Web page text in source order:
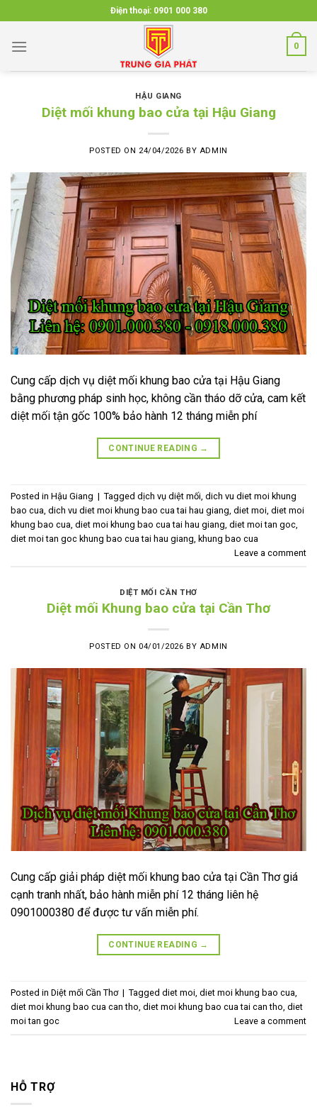
to
content
Điện thoại: 0901 000 380
0
HẬU GIANG
Diệt mối khung bao cửa tại Hậu Giang
POSTED ON 24/04/2026 BY ADMIN
Cung cấp dịch vụ diệt mối khung bao cửa tại Hậu Giang
bằng phương pháp sinh học, không cần tháo dỡ cửa, cam kết
diệt mối tận gốc 100% bảo hành 12 tháng miễn phí
CONTINUE READING →
Posted in Hậu Giang | Tagged dịch vụ diệt mối, dich vu diet moi khung
bao cua, dich vu diet moi khung bao cua tai hau giang, diet moi, diet moi
khung bao cua, diet moi khung bao cua tai hau giang, diet moi tan goc,
diet moi tan goc khung bao cua tai hau giang, khung bao cua
Leave a comment
DIỆT MỐI CẦN THƠ
Diệt mối Khung bao cửa tại Cần Thơ
POSTED ON 04/01/2026 BY ADMIN
Cung cấp giải pháp diệt mối khung bao cửa tại Cần Thơ giá
cạnh tranh nhất, bảo hành miễn phí 12 tháng liên hệ
0901000380 để được tư vấn miễn phí.
CONTINUE READING →
Posted in Diệt mối Cần Thơ | Tagged diet moi, diet moi khung bao cua,
diet moi khung bao cua can tho, diet moi khung bao cua tai can tho, diet
moi tan goc
Leave a comment
HỖ TRỢ